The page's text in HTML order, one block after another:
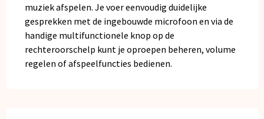
muziek afspelen. Je voer eenvoudig duidelijke
gesprekken met de ingebouwde microfoon en via de
handige multifunctionele knop op de
rechteroorschelp kunt je oproepen beheren, volume
regelen of afspeelfuncties bedienen.